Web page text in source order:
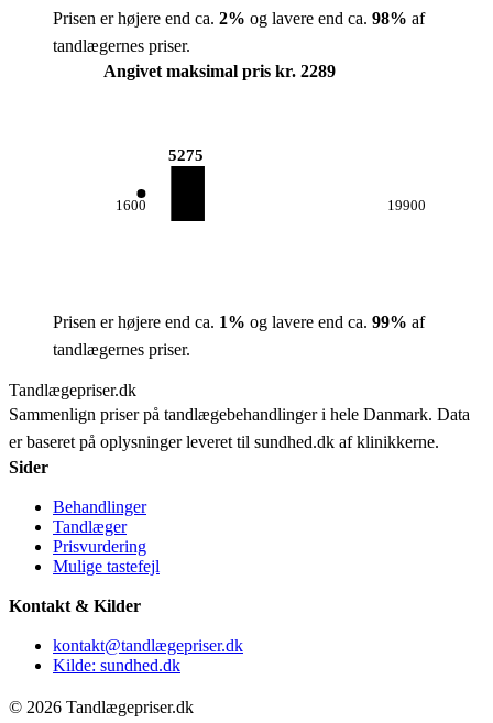
Prisen er højere end ca. 2% og lavere end ca. 98% af
tandlægernes priser.
Angivet maksimal pris kr. 2289
1600
5275
19900
Prisen er højere end ca. 1% og lavere end ca. 99% af
tandlægernes priser.
Tandlægepriser.dk
Sammenlign priser på tandlægebehandlinger i hele Danmark. Data
er baseret på oplysninger leveret til sundhed.dk af klinikkerne.
Sider
Behandlinger
Tandlæger
Prisvurdering
Mulige tastefejl
Kontakt & Kilder
kontakt@tandlægepriser.dk
Kilde: sundhed.dk
© 2026 Tandlægepriser.dk